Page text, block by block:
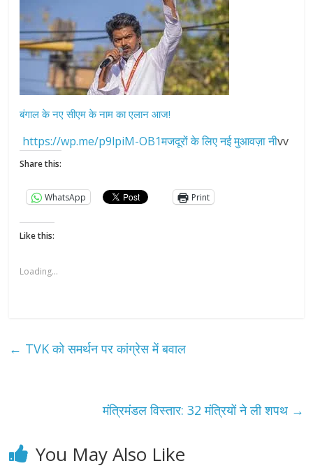
बंगाल के नए सीएम के नाम का एलान आज!
https://wp.me/p9lpiM-OB1मजदूरों के लिए नई मुआवज़ा नीvv
Share this:
WhatsApp Print
Like this:
Loading...
← TVK को समर्थन पर कांग्रेस में बवाल
मंत्रिमंडल विस्तार: 32 मंत्रियों ने ली शपथ →
You May Also Like